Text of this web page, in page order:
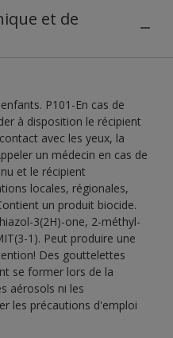
et de
P101-En cas de
à disposition le récipient
avec les yeux, la
un médecin en cas de
et le récipient
locales, régionales,
un produit biocide.
3(2H)-one, 2-méthyl-
1). Peut produire une
Des gouttelettes
se former lors de la
aérosols ni les
les précautions d'emploi